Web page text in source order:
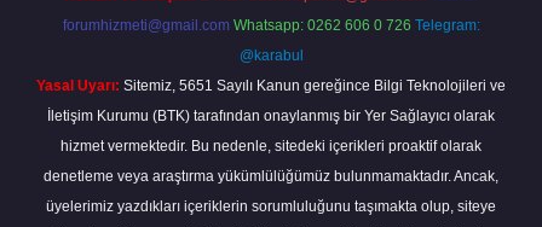
forumhizmeti@gmail.com Whatsapp: 0262 606 0 726 Telegram:
@karabul
Yasal Uyarı: Sitemiz, 5651 Sayılı Kanun gereğince Bilgi Teknolojileri ve
İletişim Kurumu (BTK) tarafından onaylanmış bir Yer Sağlayıcı olarak
hizmet vermektedir. Bu nedenle, sitedeki içerikleri proaktif olarak
denetleme veya araştırma yükümlülüğümüz bulunmamaktadır. Ancak,
üyelerimiz yazdıkları içeriklerin sorumluluğunu taşımakta olup, siteye